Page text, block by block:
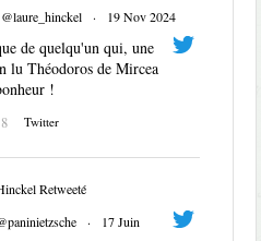
@laure_hinckel · 19 Nov 2024
de quelqu'un qui, une
lu Théodoros de Mircea
!
8 Twitter
Retweeté
· 17 Juin